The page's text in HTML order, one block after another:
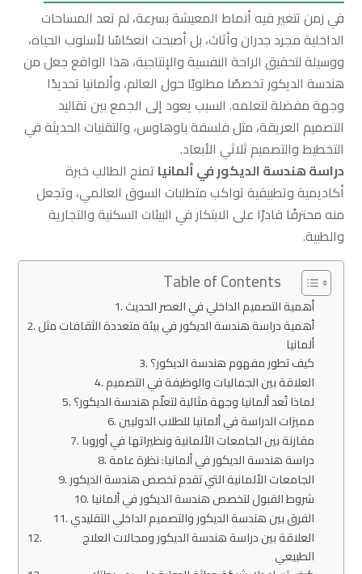
في زمن تتغير فيه أنماط المعيشة بسرعة، لم تعد المساحات
الداخلية مجرد جدران وأثاث، بل أصبحت انعكاسًا لأسلوب الحياة،
ووسيلة لتحقيق الراحة النفسية والإنتاجية، هذا الواقع جعل من
هندسة الديكور تخصصًا مطلوبًا حول العالم، وألمانيا تحديدًا
وجهة مفضلة لتعلمه. السبب يعود إلى الجمع بين تقاليد
التصميم العريقة، مثل فلسفة باوهاوس، والتقنيات الحديثة في
التخطيط والتصميم ثلاثي الأبعاد.
دراسة هندسة الديكور في ألمانيا تمنح الطالب خبرة
أكاديمية وتطبيقية تواكب متطلبات السوق العالمي، وتجعل
منه محترفًا قادرًا على الابتكار في البيئات السكنية والتجارية
والطبية.
Table of Contents
أهمية التصميم الداخلي في العصر الحديث
أهمية دراسة هندسة الديكور في بيئة متعددة الثقافات مثل
ألمانيا
كيف تطور مفهوم هندسة الديكور؟
العلاقة بين الجماليات والوظيفة في التصميم
لماذا تُعد ألمانيا وجهة مثالية لتعلّم هندسة الديكور؟
مميزات الدراسة في ألمانيا للطلاب الدوليين
مقارنة بين الجامعات الألمانية ونظيراتها في أوروبا
دراسة هندسة الديكور في ألمانيا: نظرة عامة
الجامعات الألمانية التي تقدم تخصص هندسة الديكور
شروط القبول لتخصص هندسة الديكور في ألمانيا
الفرق بين هندسة الديكور والتصميم الداخلي التقليدي
العلاقة بين دراسة هندسة الديكور ومجالات العلاج
الطبيعي